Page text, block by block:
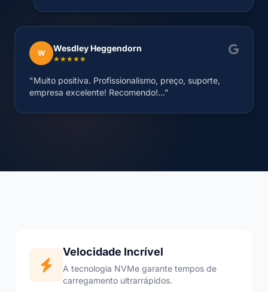
W Wesdley Heggendorn
★★★★★
"Muito positiva. Profissionalismo, preço, suporte,
empresa excelente! Recomendo!..."
Velocidade Incrível
A tecnologia NVMe garante tempos de
carregamento ultrarrápidos.